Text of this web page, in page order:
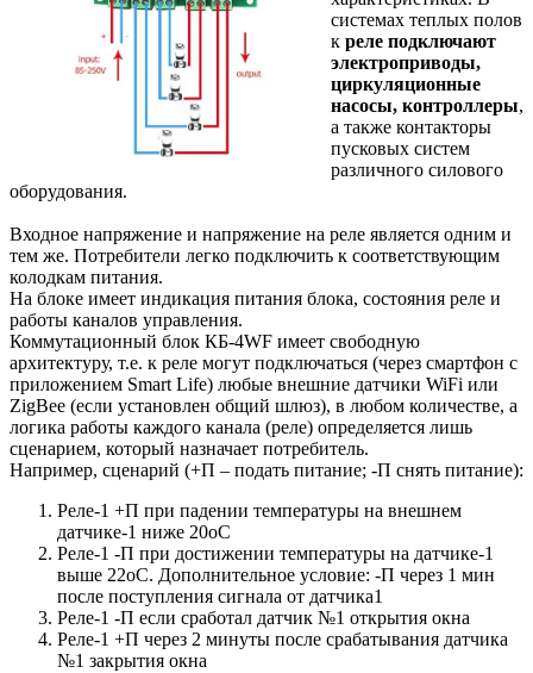
системах теплых полов
к реле подключают
электроприводы,
циркуляционные
насосы, контроллеры,
а также контакторы
пусковых систем
различного силового
оборудования.
Входное напряжение и напряжение на реле является одним и
тем же. Потребители легко подключить к соответствующим
колодкам питания.
На блоке имеет индикация питания блока, состояния реле и
работы каналов управления.
Коммутационный блок КБ-4WF имеет свободную
архитектуру, т.е. к реле могут подключаться (через смартфон с
приложением Smart Life) любые внешние датчики WiFi или
ZigBee (если установлен общий шлюз), в любом количестве, а
логика работы каждого канала (реле) определяется лишь
сценарием, который назначает потребитель.
Например, сценарий (+П – подать питание; -П снять питание):
Реле-1 +П при падении температуры на внешнем
датчике-1 ниже 20оС
Реле-1 -П при достижении температуры на датчике-1
выше 22оС. Дополнительное условие: -П через 1 мин
после поступления сигнала от датчика1
Реле-1 -П если сработал датчик №1 открытия окна
Реле-1 +П через 2 минуты после срабатывания датчика
№1 закрытия окна